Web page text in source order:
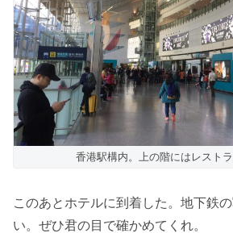
香港駅構内。上の階にはレストラ
このあとホテルに到着した。地下鉄
い。ぜひ君の目で確かめてくれ。